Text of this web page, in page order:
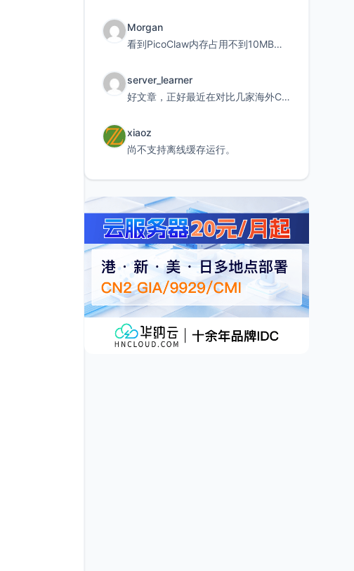
Morgan
看到PicoClaw内存占用不到10MB这个数据真的很惊喜，确实很适合我这种想用旧设备折腾AI的小白
server_learner
好文章，正好最近在对比几家海外CDN。文中提到CF免费版不支持自定义回源端口和HOST这个痛点太真实
xiaoz
尚不支持离线缓存运行。